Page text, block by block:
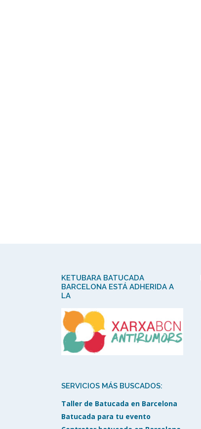
KETUBARA BATUCADA
BARCELONA ESTÁ ADHERIDA A
LA
SERVICIOS MÁS BUSCADOS:
Taller de Batucada en Barcelona
Batucada para tu evento